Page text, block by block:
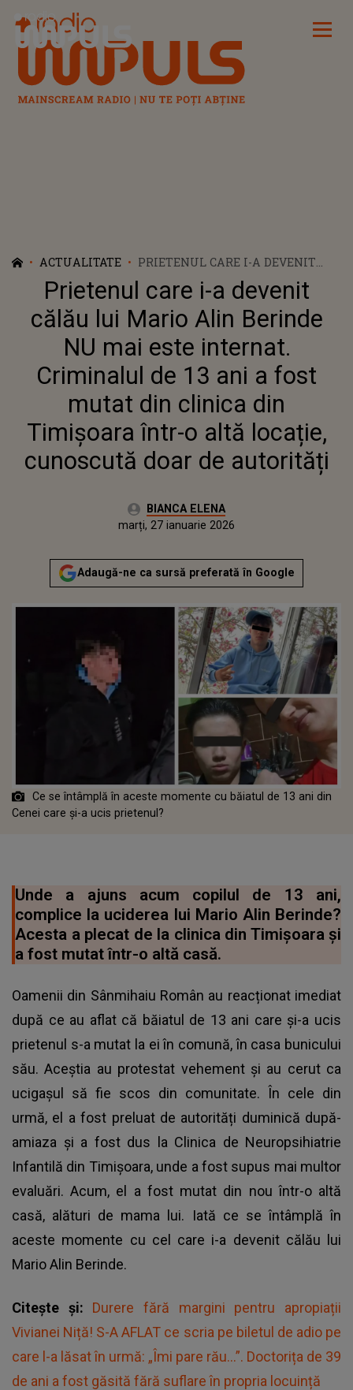
Radio Impuls
ACTUALITATE
PRIETENUL CARE I-A DEVENIT
CĂLĂU LUI MARIO ALIN BERINDE
NU MAI ESTE INTERNAT.
CRIMINALUL DE 13 ANI A FOST
MUTAT DIN CLINICA DIN
TIMIȘOARA ÎNTR-O ALTĂ LOCAȚIE,
AUTORITĂȚI
Prietenul care i-a devenit
călău lui Mario Alin Berinde
NU mai este internat.
Criminalul de 13 ani a fost
mutat din clinica din
Timișoara într-o altă locație,
cunoscută doar de autorități
Autor:BIANCA ELENA
Publicat:
marți, 27 ianuarie 2026
Adaugă-ne ca sursă preferată în Google
Ce se întâmplă în aceste momente cu băiatul de 13 ani din
Cenei care și-a ucis prietenul?
Unde a ajuns acum copilul de 13 ani,
complice la uciderea lui Mario Alin Berinde?
Acesta a plecat de la clinica din Timișoara și
a fost mutat într-o altă casă.
Oamenii din Sânmihaiu Român au reacționat imediat
după ce au aflat că băiatul de 13 ani care și-a ucis
prietenul s-a mutat la ei în comună, în casa bunicului
său. Aceștia au protestat vehement și au cerut ca
ucigașul să fie scos din comunitate. În cele din
urmă, el a fost preluat de autorități duminică după-
amiaza și a fost dus la Clinica de Neuropsihiatrie
Infantilă din Timișoara, unde a fost supus mai multor
evaluări. Acum, el a fost mutat din nou într-o altă
casă, alături de mama lui. Iată ce se întâmplă în
aceste momente cu cel care i-a devenit călău lui
Mario Alin Berinde.
Citește și: Durere fără margini pentru apropiații
Vivianei Niță! S-A AFLAT ce scria pe biletul de adio pe
care l-a lăsat în urmă: „Îmi pare rău...”. Doctorița de 39
de ani a fost găsită fără suflare în propria locuință